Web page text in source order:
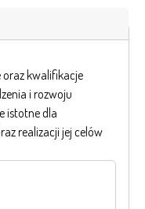
oraz kwalifikacje
i rozwoju
istotne dla
realizacji jej celów